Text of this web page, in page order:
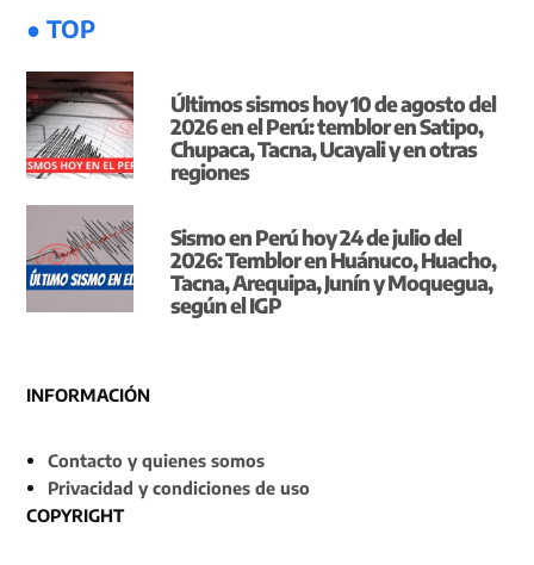
● TOP
Últimos sismos hoy 10 de agosto del
2026 en el Perú: temblor en Satipo,
Chupaca, Tacna, Ucayali y en otras
regiones
Sismo en Perú hoy 24 de julio del
2026: Temblor en Huánuco, Huacho,
Tacna, Arequipa, Junín y Moquegua,
según el IGP
INFORMACIÓN
Contacto y quienes somos
Privacidad y condiciones de uso
COPYRIGHT